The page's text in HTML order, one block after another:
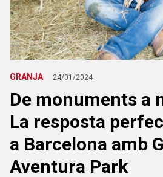
GRANJA 24/01/2024
De monuments a
La resposta
a Barcelona amb
Aventura Park